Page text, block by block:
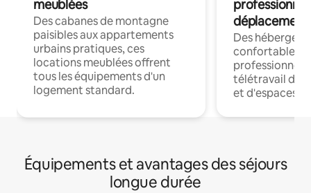
meublées
Des cabanes de montagne
paisibles aux appartements
urbains pratiques, ces
locations meublées offrent
tous les équipements d'un
logement standard.
déplacement
Des
confortables
professionnels
télétravail
et d'espaces
Équipements et avantages des séjours
longue durée